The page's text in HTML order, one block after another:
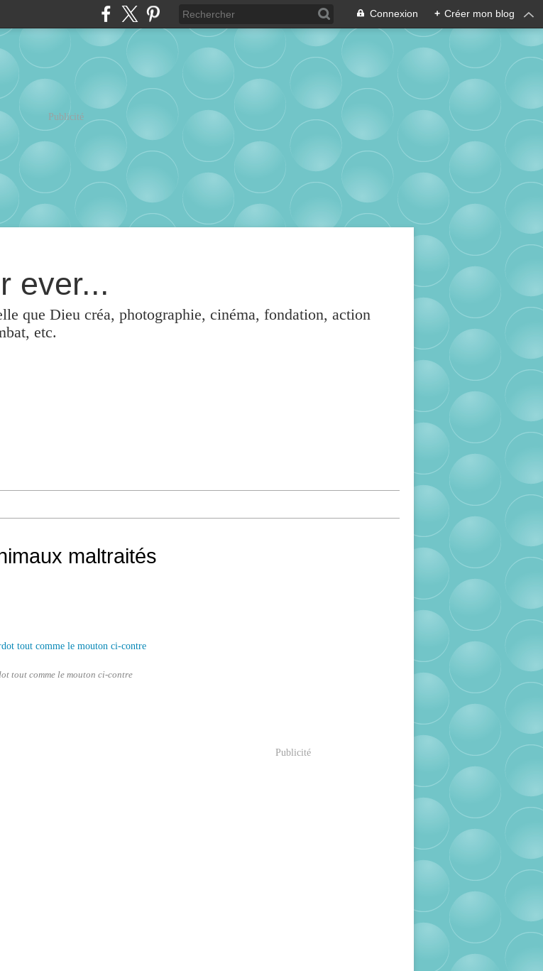
Connexion + Créer mon blog
Publicité
ever...
que Dieu créa, photographie, cinéma, fondation, action
etc.
maltraités
tout comme le mouton ci-contre
Publicité